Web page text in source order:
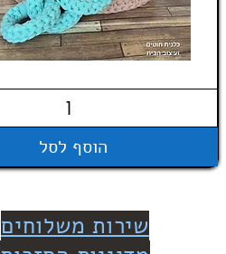
הוסף לסל
שירות משלוחים